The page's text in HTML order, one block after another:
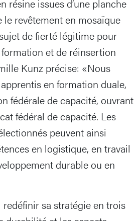
résine issues d’une planche
revêtement en mosaïque
de fierté légitime pour
et de réinsertion
Kunz précise: «Nous
en formation duale,
fédérale de capacité, ouvrant
fédéral de capacité. Les
peuvent ainsi
en logistique, en travail
durable ou en
sa stratégie en trois